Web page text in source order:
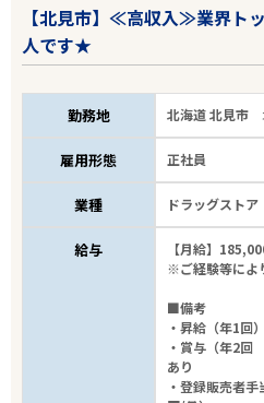
フリーワード
18件か
【北見市】≪高収入≫業界ト
人です★
勤務地 北海道 北見市
雇用形態 正社員
業種 ドラッグストア
給与
【月給】
※ご経験等によ
■備考
・昇給（年1回）
・賞与（年2回
あり
・登録販売者